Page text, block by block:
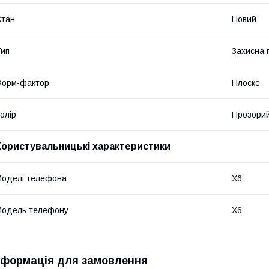
Новий
Захисна
фактор Плоске
характеристики
телефона X6
телефону X6
для замовлення